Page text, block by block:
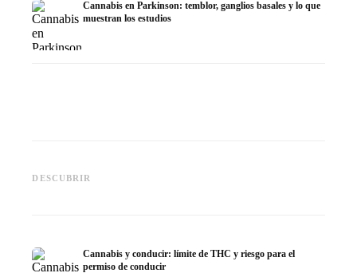
Cannabis en Parkinson: temblor, ganglios basales y lo que
muestran los estudios
DESCUBRIR
muestran los estudios
Cannabis y conducir: límite de THC y riesgo para el
permiso de conducir